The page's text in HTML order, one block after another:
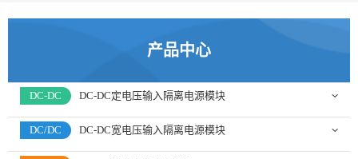
产品中心
DC-DC DC-DC定电压输入隔离电源模块
DC/DC DC-DC宽电压输入隔离电源模块